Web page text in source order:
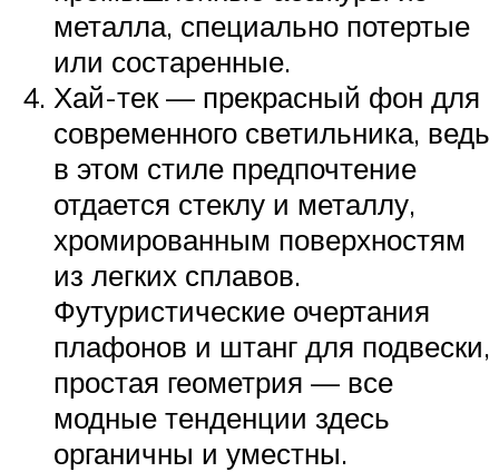
металла, специально потертые
или состаренные.
Хай-тек — прекрасный фон для
современного светильника, ведь
в этом стиле предпочтение
отдается стеклу и металлу,
хромированным поверхностям
из легких сплавов.
Футуристические очертания
плафонов и штанг для подвески,
простая геометрия — все
модные тенденции здесь
органичны и уместны.